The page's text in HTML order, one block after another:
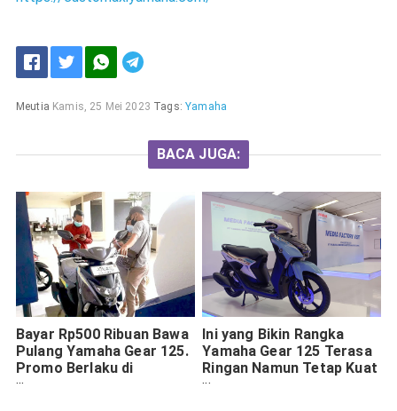
Meutia Kamis, 25 Mei 2023 Tags:Yamaha
BACA JUGA:
Bayar Rp500 Ribuan Bawa
Pulang Yamaha Gear 125.
Promo Berlaku di
Pameran ini. Cek Tanggal
Ini yang Bikin Rangka
Yamaha Gear 125 Terasa
Ringan Namun Tetap Kuat
dan Bandel